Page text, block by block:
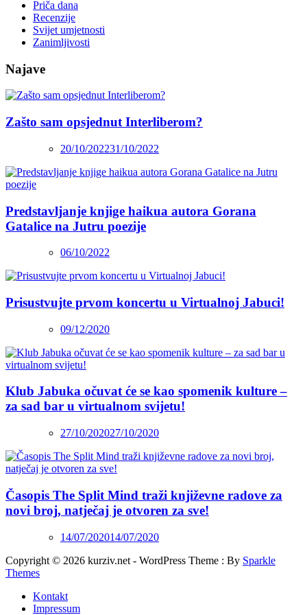
Priča dana
Recenzije
Svijet umjetnosti
Zanimljivosti
Najave
Zašto sam opsjednut Interliberom?
20/10/202231/10/2022
Predstavljanje knjige haikua autora Gorana
Gatalice na Jutru poezije
06/10/2022
Prisustvujte prvom koncertu u Virtualnoj Jabuci!
09/12/2020
Klub Jabuka očuvat će se kao spomenik kulture –
za sad bar u virtualnom svijetu!
27/10/202027/10/2020
Časopis The Split Mind traži književne radove za
novi broj, natječaj je otvoren za sve!
14/07/202014/07/2020
Copyright © 2026 kurziv.net - WordPress Theme : By Sparkle
Themes
Kontakt
Impressum